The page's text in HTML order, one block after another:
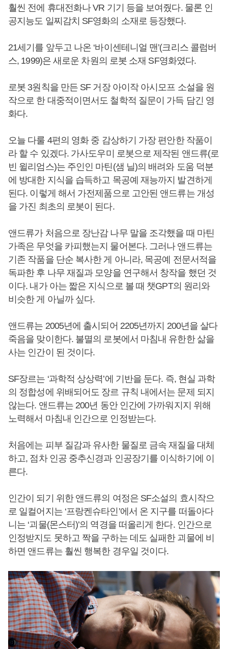
훨씬 전에 휴대전화나 VR 기기 등을 보여줬다. 물론 인
공지능도 일찌감치 SF영화의 소재로 등장했다.
21세기를 앞두고 나온 ‘바이센테니얼 맨’(크리스 콜럼버
스, 1999)은 새로운 차원의 로봇 소재 SF영화였다.
로봇 3원칙을 만든 SF 거장 아이작 아시모프 소설을 원
작으로 한 대중적이면서도 철학적 질문이 가득 담긴 영
화다.
오늘 다룰 4편의 영화 중 감상하기 가장 편안한 작품이
라 할 수 있겠다. 가사도우미 로봇으로 제작된 앤드류(로
빈 윌리엄스)는 주인인 마틴(샘 닐)의 배려와 도움 덕분
에 방대한 지식을 습득하고 목공예 재능까지 발견하게
된다. 이렇게 해서 가전제품으로 고안된 앤드류는 개성
을 가진 최초의 로봇이 된다.
앤드류가 처음으로 장난감 나무 말을 조각했을 때 마틴
가족은 무엇을 카피했는지 물어본다. 그러나 앤드류는
기존 작품을 단순 복사한 게 아니라, 목공예 전문서적을
독파한 후 나무 재질과 모양을 연구해서 창작을 했던 것
이다. 내가 아는 짧은 지식으로 볼 때 챗GPT의 원리와
비슷한 게 아닐까 싶다.
앤드류는 2005년에 출시되어 2205년까지 200년을 살다
죽음을 맞이한다. 불멸의 로봇에서 마침내 유한한 삶을
사는 인간이 된 것이다.
SF장르는 ‘과학적 상상력’에 기반을 둔다. 즉, 현실 과학
의 정합성에 위배되어도 장르 규칙 내에서는 문제 되지
않는다. 앤드류는 200년 동안 인간에 가까워지지 위해
노력해서 마침내 인간으로 인정받는다.
처음에는 피부 질감과 유사한 물질로 금속 재질을 대체
하고, 점차 인공 중추신경과 인공장기를 이식하기에 이
른다.
인간이 되기 위한 앤드류의 여정은 SF소설의 효시작으
로 일컬어지는 ‘프랑켄슈타인’에서 온 지구를 떠돌아다
니는 ‘괴물(몬스터)’의 역경을 떠올리게 한다. 인간으로
인정받지도 못하고 짝을 구하는 데도 실패한 괴물에 비
하면 앤드류는 훨씬 행복한 경우일 것이다.